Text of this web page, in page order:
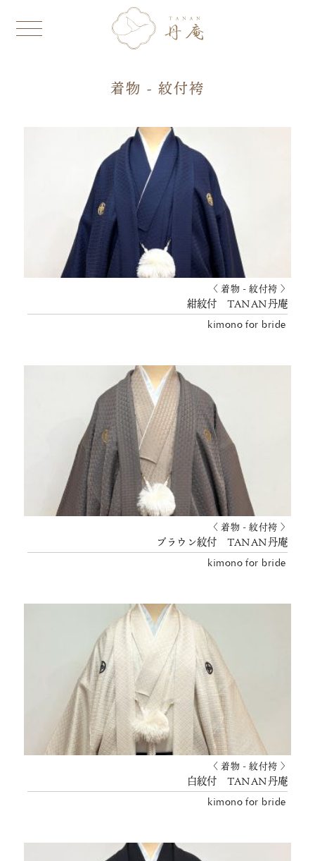
着物 - 紋付袴
〈 着物 - 紋付袴 〉
紺紋付 TANAN丹庵
kimono for bride
〈 着物 - 紋付袴 〉
ブラウン紋付 TANAN丹庵
kimono for bride
〈 着物 - 紋付袴 〉
白紋付 TANAN丹庵
kimono for bride